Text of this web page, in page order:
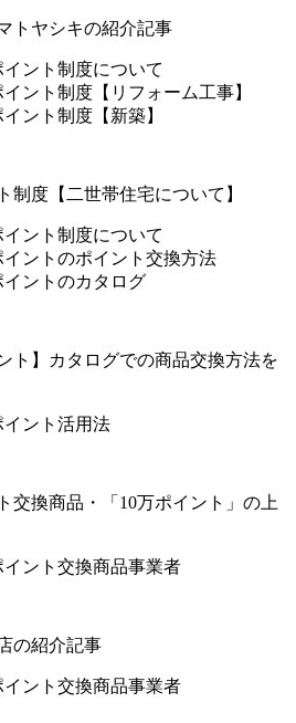
トヤシキの紹介記事
ント制度について
ント制度【リフォーム工事】
ント制度【新築】
制度【二世帯住宅について】
ント制度について
ントのポイント交換方法
ントのカタログ
ト】カタログでの商品交換方法を
ント活用法
交換商品・「10万ポイント」の上
ント交換商品事業者
の紹介記事
ント交換商品事業者